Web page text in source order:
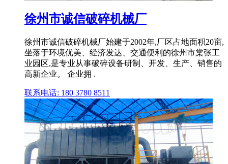
徐州市诚信破碎机械厂
徐州市诚信破碎机械厂始建于2002年,厂区占地面积20亩,
坐落于环境优美、经济发达、交通便利的徐州市棠张工
业园区,是专业从事破碎设备研制、开发、生产、销售的
高新企业。 企业拥 .
联系电话: 180 3780 8511